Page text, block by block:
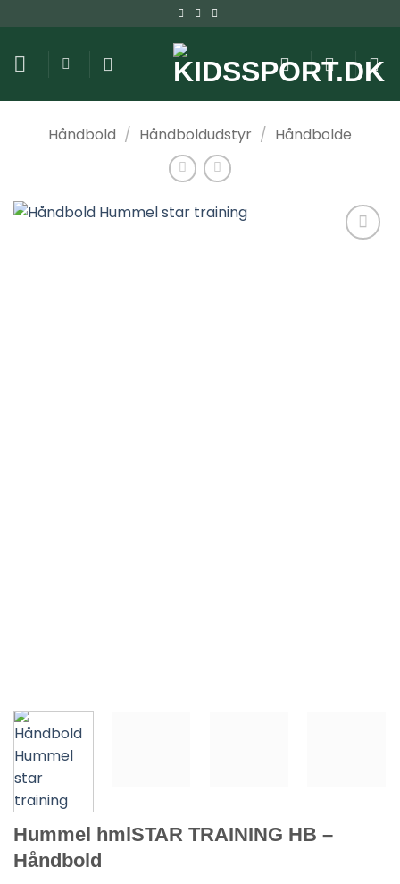
til
indhold
Håndbold / Håndboldudstyr / Håndbolde
Hummel hmlSTAR TRAINING HB –
Håndbold